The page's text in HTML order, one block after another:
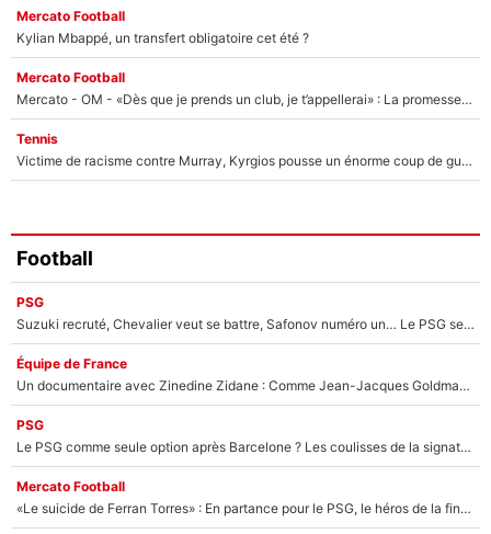
Mercato Football
Kylian Mbappé, un transfert obligatoire cet été ?
Mercato Football
Mercato - OM - «Dès que je prends un club, je t’appellerai» : La promesse de Marcelino au moment de claquer la porte
Tennis
Victime de racisme contre Murray, Kyrgios pousse un énorme coup de gueule !
Football
PSG
Suzuki recruté, Chevalier veut se battre, Safonov numéro un… Le PSG se lance encore dans un gros chantier pour le poste de gardien de but
Équipe de France
Un documentaire avec Zinedine Zidane : Comme Jean-Jacques Goldman et Mylène Farmer, le nouveau sélectionneur de l'équipe de France a recalé une journaliste très connue
PSG
Le PSG comme seule option après Barcelone ? Les coulisses de la signature historique de Lionel Messi sont révélées au grand jour !
Mercato Football
«Le suicide de Ferran Torres» : En partance pour le PSG, le héros de la finale de la Coupe du monde s'attire les foudres de la presse espagnole !